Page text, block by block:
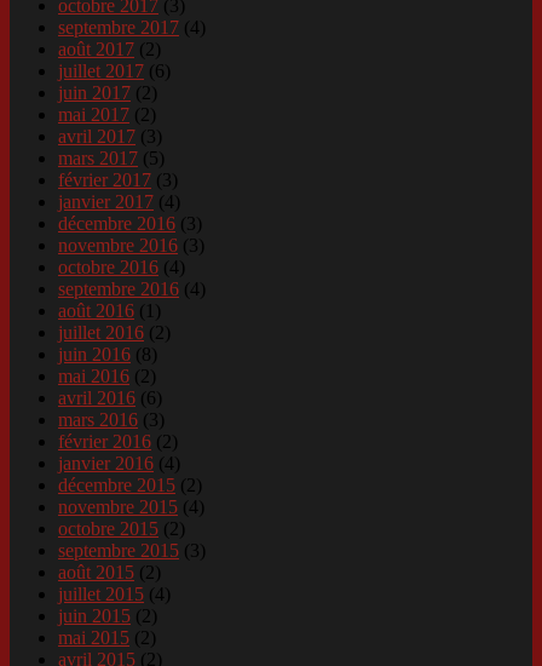
octobre 2017 (3)
septembre 2017 (4)
août 2017 (2)
juillet 2017 (6)
juin 2017 (2)
mai 2017 (2)
avril 2017 (3)
mars 2017 (5)
février 2017 (3)
janvier 2017 (4)
décembre 2016 (3)
novembre 2016 (3)
octobre 2016 (4)
septembre 2016 (4)
août 2016 (1)
juillet 2016 (2)
juin 2016 (8)
mai 2016 (2)
avril 2016 (6)
mars 2016 (3)
février 2016 (2)
janvier 2016 (4)
décembre 2015 (2)
novembre 2015 (4)
octobre 2015 (2)
septembre 2015 (3)
août 2015 (2)
juillet 2015 (4)
juin 2015 (2)
mai 2015 (2)
avril 2015 (2)